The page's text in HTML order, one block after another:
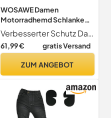
WOSAWE Damen
Motorradhemd Schlanke
Motorradjacke
Schutzausrüstung mit CE-
zertifizierten Protektoren
Verbesserter Schutz Das Motorradhemd ist mit CE-Level-2-Protektoren an Schultern und Ellbogen ausgestattet, die für Sicherheit und Selbstvertrauen auf der Straße sorgen. Die Protektoren sind außen angebracht, sodass sie leicht an- und ausgezogen werden können.
61,99 € gratis Versand
ZUM ANGEBOT